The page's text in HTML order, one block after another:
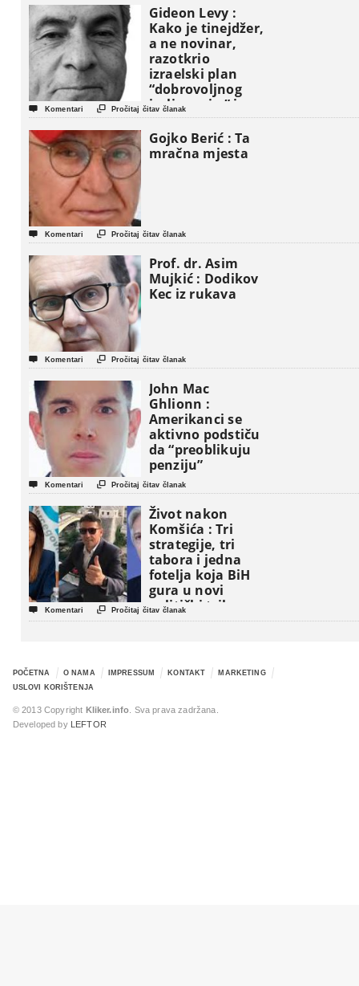
Gideon Levy :
Kako je tinejdžer,
a ne novinar,
razotkrio
izraelski plan
“dobrovoljnog
iseljavanja ” iz
Gaze
 Komentari  Pročitaj čitav članak
Gojko Berić : Ta
mračna mjesta
 Komentari  Pročitaj čitav članak
Prof. dr. Asim
Mujkić : Dodikov
Kec iz rukava
 Komentari  Pročitaj čitav članak
John Mac
Ghlionn :
Amerikanci se
aktivno podstiču
da “preoblikuju
penziju”
 Komentari  Pročitaj čitav članak
Život nakon
Komšića : Tri
strategije, tri
tabora i jedna
fotelja koja BiH
gura u novi
politički triler
 Komentari  Pročitaj čitav članak
POČETNA O NAMA IMPRESSUM KONTAKT
MARKETING
USLOVI KORIŠTENJA
© 2013 Copyright Kliker.info . Sva prava zadržana.
Developed by
LEFTOR